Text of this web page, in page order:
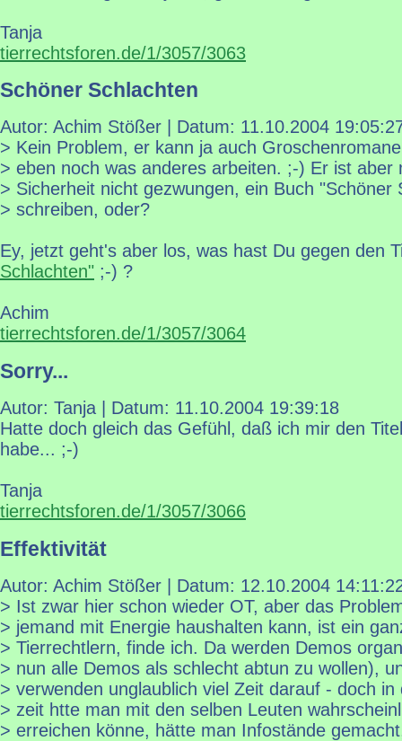
Tanja
tierrechtsforen.de/1/3057/3063
Schöner Schlachten
Autor: Achim Stößer | Datum: 11.10.2004
> Kein Problem, er kann ja auch
> eben noch was anderes arbeiten. ;-) Er ist aber
> Sicherheit nicht gezwungen, ein Buch "Schöner
> schreiben, oder?
Ey, jetzt geht's aber los, was hast Du gegen den
Schlachten" ;-) ?
Achim
tierrechtsforen.de/1/3057/3064
Sorry...
Autor: Tanja | Datum: 11.10.2004 19:39:18
Hatte doch gleich das Gefühl, daß ich mir den
habe... ;-)
Tanja
tierrechtsforen.de/1/3057/3066
Effektivität
Autor: Achim Stößer | Datum: 12.10.2004
> Ist zwar hier schon wieder OT, aber das
> jemand mit Energie haushalten kann, ist ein
> Tierrechtlern, finde ich. Da werden Demos
> nun alle Demos als schlecht abtun zu wollen),
> verwenden unglaublich viel Zeit darauf - doch in
> zeit htte man mit den selben Leuten
> erreichen könne, hätte man Infostände